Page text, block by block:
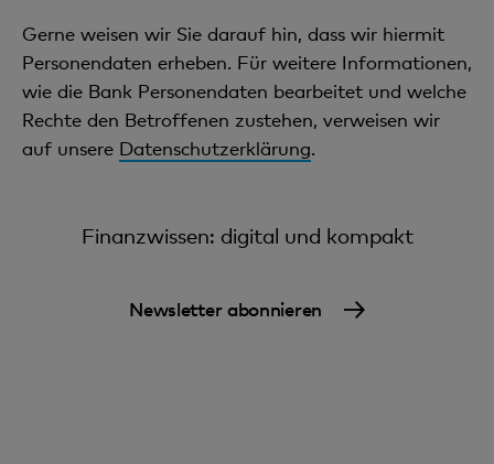
Gerne weisen wir Sie darauf hin, dass wir hiermit
Personendaten erheben. Für weitere Informationen,
wie die Bank Personendaten bearbeitet und welche
Rechte den Betroffenen zustehen, verweisen wir
auf unsere Datenschutzerklärung.
Finanzwissen: digital und kompakt
Newsletter abonnieren